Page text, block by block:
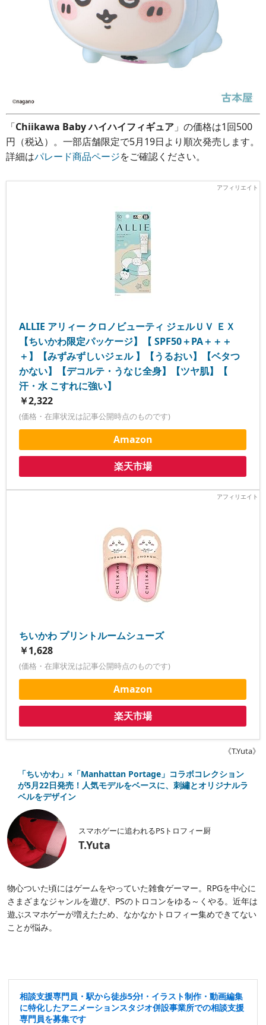
「Chiikawa Baby ハイハイフィギュア 」の価格は1回500
円（税込）。一部店舗限定で5月19日より順次発売します。
詳細はパレード商品ページをご確認ください。
ALLIE アリィー クロノビューティ ジェルＵＶ ＥＸ
【ちいかわ限定パッケージ】【 SPF50＋PA＋＋＋
＋】【みずみずしいジェル 】【うるおい】【ベタつ
かない】【デコルテ・うなじ全身】【ツヤ肌】【
汗・水 こすれに強い】
￥2,322
(価格・在庫状況は記事公開時点のものです)
Amazon
楽天市場
ちいかわ プリントルームシューズ
￥1,628
(価格・在庫状況は記事公開時点のものです)
Amazon
楽天市場
《T.Yuta》
「ちいかわ」×「Manhattan Portage」コラボコレクション
が5月22日発売！人気モデルをベースに、刺繡とオリジナルラ
ベルをデザイン
スマホゲーに追われるPSトロフィー厨
T.Yuta
物心ついた頃にはゲームをやっていた雑食ゲーマー。RPGを中心に
さまざまなジャンルを遊び、PSのトロコンをゆる～くやる。近年は
遊ぶスマホゲーが増えたため、なかなかトロフィー集めできてない
ことが悩み。
相談支援専門員・駅から徒歩5分!・イラスト制作・動画編集
に特化したアニメーションスタジオ併設事業所での相談支援
専門員を募集です